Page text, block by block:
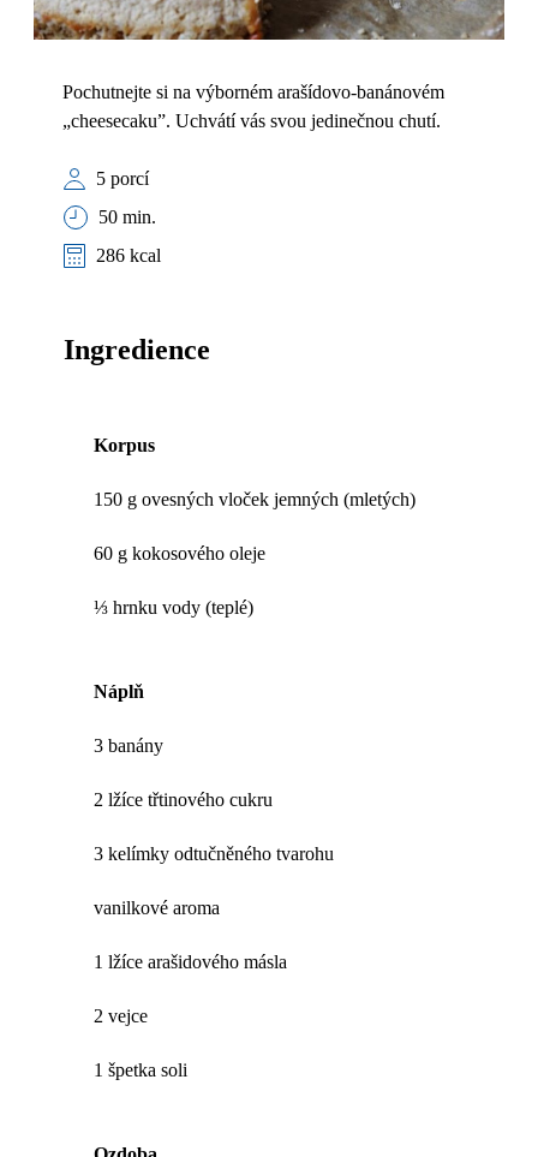
Pochutnejte si na výborném arašídovo-banánovém
„cheesecaku”. Uchvátí vás svou jedinečnou chutí.
5 porcí
50 min.
286 kcal
Ingredience
Korpus
150 g ovesných vloček jemných (mletých)
60 g kokosového oleje
⅓ hrnku vody (teplé)
Náplň
3 banány
2 lžíce třtinového cukru
3 kelímky odtučněného tvarohu
vanilkové aroma
1 lžíce arašidového másla
2 vejce
1 špetka soli